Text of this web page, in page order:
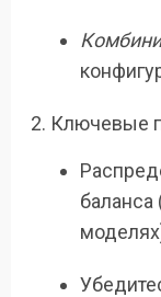
Ключевые